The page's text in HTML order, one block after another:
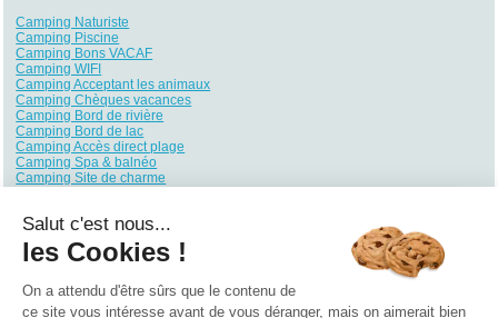
Camping Naturiste
Camping Piscine
Camping Bons VACAF
Camping WIFI
Camping Acceptant les animaux
Camping Chèques vacances
Camping Bord de rivière
Camping Bord de lac
Camping Accès direct plage
Camping Spa & balnéo
Camping Site de charme
Camping Ambiance club
Camping Club enfants / Top famille
Camping Parc aquatique / toboggans
Camping Hébergements insolites
Salut c'est nous...
les Cookies !
On a attendu d'être sûrs que le contenu de
ce site vous intéresse avant de vous déranger, mais on aimerait bien